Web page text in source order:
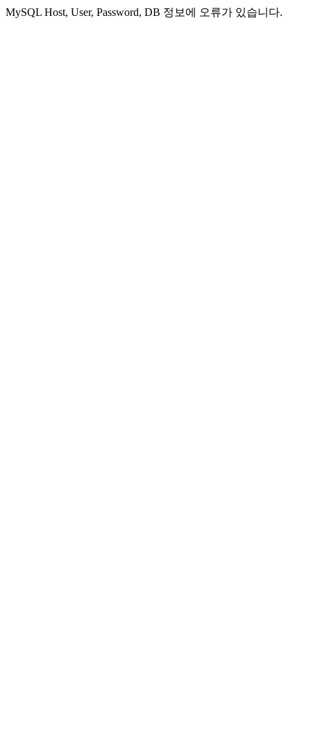
MySQL Host, User, Password, DB 정보에 오류가 있습니다.